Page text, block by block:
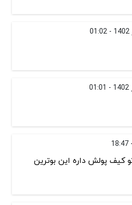
اتریوم تو کیف پولش داره این بوترین